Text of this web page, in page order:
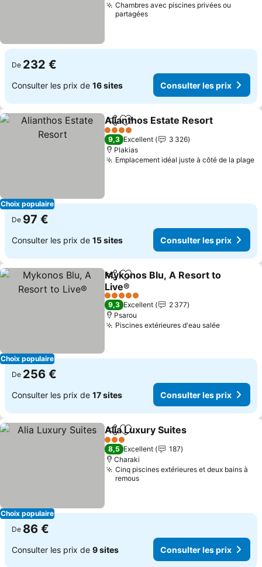
Chambres avec piscines privées ou
partagées
De 232 €
Consulter les prix de 16 sites Consulter les prix
Choix populaire
PartagerAjouter à mes favoris
Alianthos Estate Resort
4 Étoiles
9,3 Excellent
3 326
Plakias
Emplacement idéal juste à côté de la plage
De 97 €
Consulter les prix de 15 sites Consulter les prix
Choix populaire
PartagerAjouter à mes favoris
Mykonos Blu, A Resort to
Live®
Consulter les prix
5 Étoiles
9,3 Excellent
2 377
Psarou
Piscines extérieures d'eau salée
De 256 €
Consulter les prix de 17 sites Consulter les prix
Choix populaire
PartagerAjouter à mes favoris
Alia Luxury Suites
3 Étoiles
8,5 Excellent
187
Charaki
Cinq piscines extérieures et deux bains à
remous
De 86 €
Consulter les prix de 9 sites Consulter les prix